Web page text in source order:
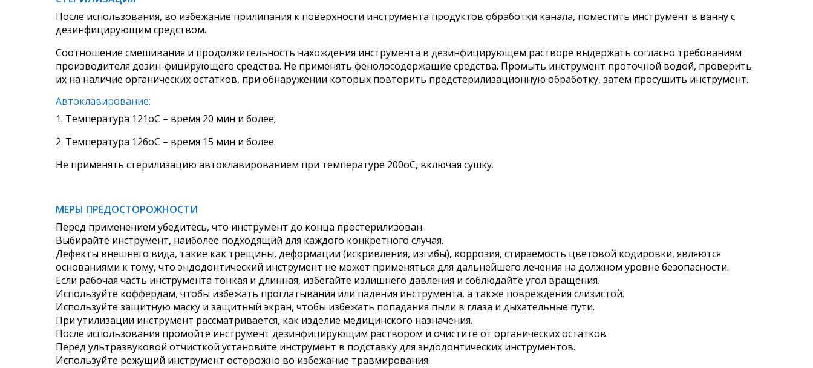
После использования, во избежание прилипания к поверхности инструмента продуктов обработки канала, поместить инструмент в ванну с
дезинфицирующим средством.
Соотношение смешивания и продолжительность нахождения инструмента в дезинфицирующем растворе выдержать согласно требованиям
производителя дезин-фицирующего средства. Не применять фенолосодержащие средства. Промыть инструмент проточной водой, проверить
их на наличие органических остатков, при обнаружении которых повторить предстерилизационную обработку, затем просушить инструмент.
Автоклавирование:
1. Температура 121оС – время 20 мин и более;
2. Температура 126оС – время 15 мин и более.
Не применять стерилизацию автоклавированием при температуре 200оС, включая сушку.
МЕРЫ ПРЕДОСТОРОЖНОСТИ
Перед применением убедитесь, что инструмент до конца простерилизован.
Выбирайте инструмент, наиболее подходящий для каждого конкретного случая.
Дефекты внешнего вида, такие как трещины, деформации (искривления, изгибы), коррозия, стираемость цветовой кодировки, являются
основаниями к тому, что эндодонтический инструмент не может применяться для дальнейшего лечения на должном уровне безопасности.
Если рабочая часть инструмента тонкая и длинная, избегайте излишнего давления и соблюдайте угол вращения.
Используйте коффердам, чтобы избежать проглатывания или падения инструмента, а также повреждения слизистой.
Используйте защитную маску и защитный экран, чтобы избежать попадания пыли в глаза и дыхательные пути.
При утилизации инструмент рассматривается, как изделие медицинского назначения.
После использования промойте инструмент дезинфицирующим раствором и очистите от органических остатков.
Перед ультразвуковой отчисткой установите инструмент в подставку для эндодонтических инструментов.
Используйте режущий инструмент осторожно во избежание травмирования.